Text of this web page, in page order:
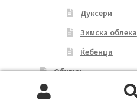
Дуксери
Зимска облека
Ќебенца
Обувки
Домашни миленици